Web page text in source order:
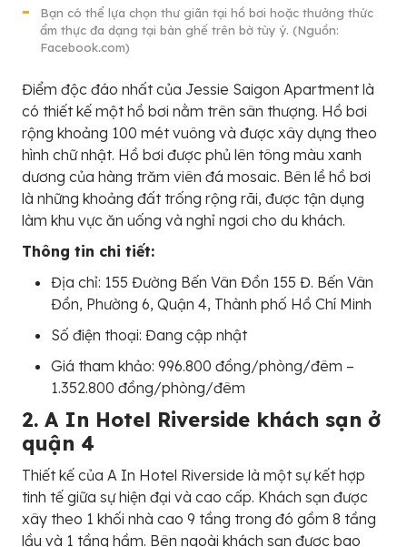
Bạn có thể lựa chọn thư giãn tại hồ bơi hoặc thưởng thức
ẩm thực đa dạng tại bàn ghế trên bờ tùy ý. (Nguồn:
Facebook.com)
Điểm độc đáo nhất của Jessie Saigon Apartment là
có thiết kế một hồ bơi nằm trên sân thượng. Hồ bơi
rộng khoảng 100 mét vuông và được xây dựng theo
hình chữ nhật. Hồ bơi được phủ lên tông màu xanh
dương của hàng trăm viên đá mosaic. Bên lề hồ bơi
là những khoảng đất trống rộng rãi, được tận dụng
làm khu vực ăn uống và nghỉ ngơi cho du khách.
Thông tin chi tiết:
Địa chỉ: 155 Đường Bến Vân Đồn 155 Đ. Bến Vân
Đồn, Phường 6, Quận 4, Thành phố Hồ Chí Minh
Số điện thoại: Đang cập nhật
Giá tham khảo: 996.800 đồng/phòng/đêm –
1.352.800 đồng/phòng/đêm
2. A In Hotel Riverside khách sạn ở
quận 4
Thiết kế của A In Hotel Riverside là một sự kết hợp
tinh tế giữa sự hiện đại và cao cấp. Khách sạn được
xây theo 1 khối nhà cao 9 tầng trong đó gồm 8 tầng
lầu và 1 tầng hầm. Bên ngoài khách sạn được bao